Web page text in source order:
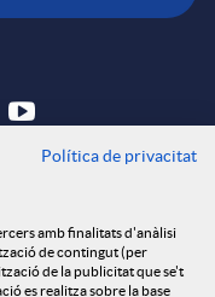
Política de privacitat
amb finalitats d'anàlisi
de contingut (per
de la publicitat que se't
es realitza sobre la base